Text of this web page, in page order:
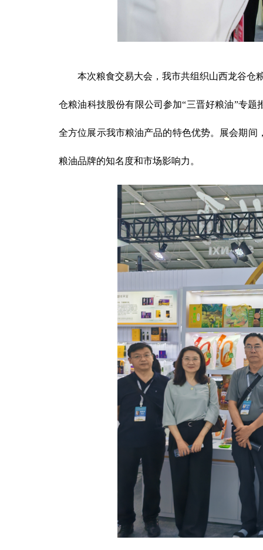
本次粮食交易大会，我市共组织山西龙谷仓
仓粮油科技股份有限公司参加“三晋好粮油”专题
全方位展示我市粮油产品的特色优势。展会期
粮油品牌的知名度和市场影响力。